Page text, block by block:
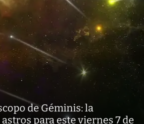
de Géminis: la
para este viernes 7 de